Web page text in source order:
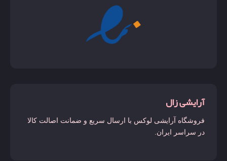
آرایشی زال
فروشگاه آرایشی لوکس با ارسال سریع و ضمانت اصالت کالا
در سراسر ایران.